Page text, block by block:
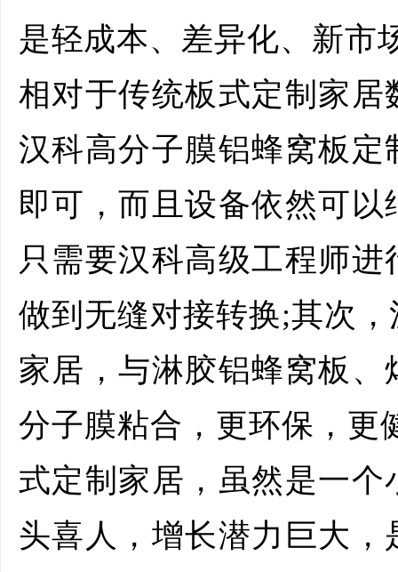
是轻成本、差异化、新市
相对于传统板式定制家
汉科高分子膜铝蜂窝板
即可，而且设备依然可
只需要汉科高级工程师
做到无缝对接转换;其次
家居，与淋胶铝蜂窝板
分子膜粘合，更环保，更
式定制家居，虽然是一
头喜人，增长潜力巨大